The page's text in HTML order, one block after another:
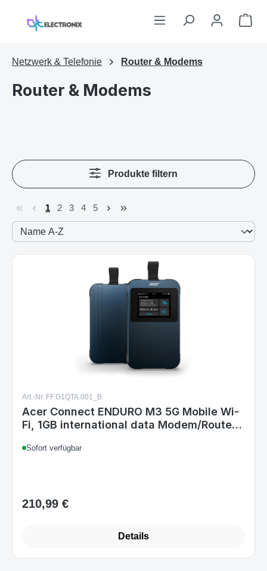
Zum Hauptinhalt springen
Netzwerk & Telefonie Router & Modems
Router & Modems
Produkte filtern
Seite
1
Seite
2
Seite
3
Seite
4
Seite
5
Art.-Nr. FF.G1QTA.001_B
Acer Connect ENDURO M3 5G Mobile Wi-
Fi, 1GB international data Modem/Router
Sofort verfügbar
Regulärer Preis:
210,99 €
Details